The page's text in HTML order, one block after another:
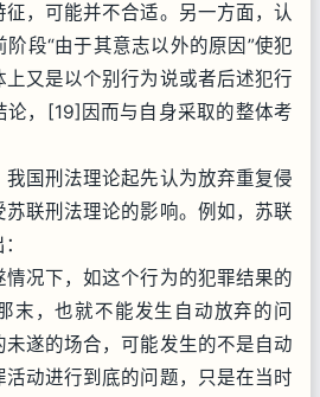
，可能并不合适。另一方面，认
段“由于其意志以外的原因”使犯
又是以个别行为说或者后述犯行
论，[19]因而与自身采取的整体考
国刑法理论起先认为放弃重复侵
联刑法理论的影响。例如，苏联
况下，如这个行为的犯罪结果的
末，也就不能发生自动放弃的问
遂的场合，可能发生的不是自动
动进行到底的问题，只是在当时